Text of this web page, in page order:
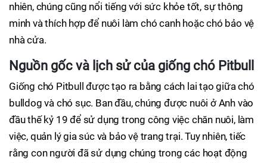
nhiên, chúng cũng nổi tiếng với sức khỏe tốt, sự thông
minh và thích hợp để nuôi làm chó canh hoặc chó bảo vệ
nhà cửa.
Nguồn gốc và lịch sử của giống chó Pitbull
Giống chó Pitbull được tạo ra bằng cách lai tạo giữa chó
bulldog và chó sục. Ban đầu, chúng được nuôi ở Anh vào
đầu thế kỷ 19 để sử dụng trong công việc chăn nuôi, làm
việc, quản lý gia súc và bảo vệ trang trại. Tuy nhiên, tiếc
rằng con người đã sử dụng chúng trong các hoạt động